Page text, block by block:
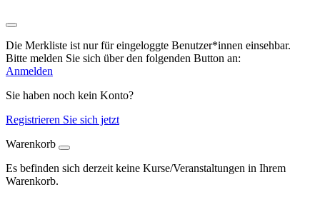
Die Merkliste ist nur für eingeloggte Benutzer*innen einsehbar.
Bitte melden Sie sich über den folgenden Button an:
Anmelden
Sie haben noch kein Konto?
Registrieren Sie sich jetzt
Warenkorb
Es befinden sich derzeit keine Kurse/Veranstaltungen in Ihrem
Warenkorb.